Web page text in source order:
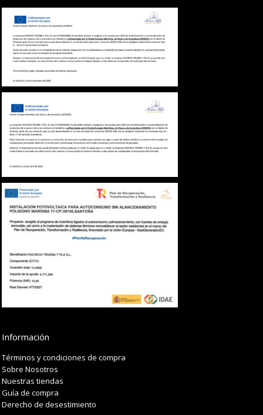
Información
Términos y condiciones de compra
Sobre Nosotros
Nuestras tiendas
Guía de compra
Derecho de desestimiento